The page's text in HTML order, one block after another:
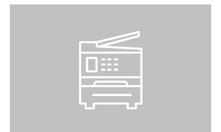
KOPIERER
Ein Kopierer steht beim Migros-Kundendienst
bereit. Kosten sind vor Ort ersichtlich.